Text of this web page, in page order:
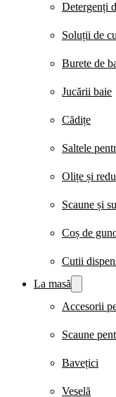
Detergenți
Soluții de
Burete de
Jucării baie
Cădițe
Saltele
Olițe și
Scaune și
Coș de
Cutii
La masă
Accesorii
Scaune
Bavețici
Veselă